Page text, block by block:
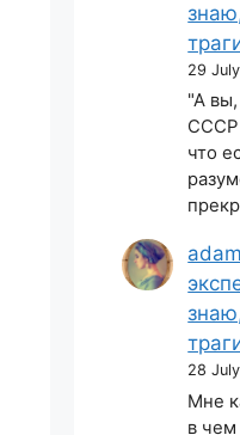
29
"А
СССР
что
28
Мне
в